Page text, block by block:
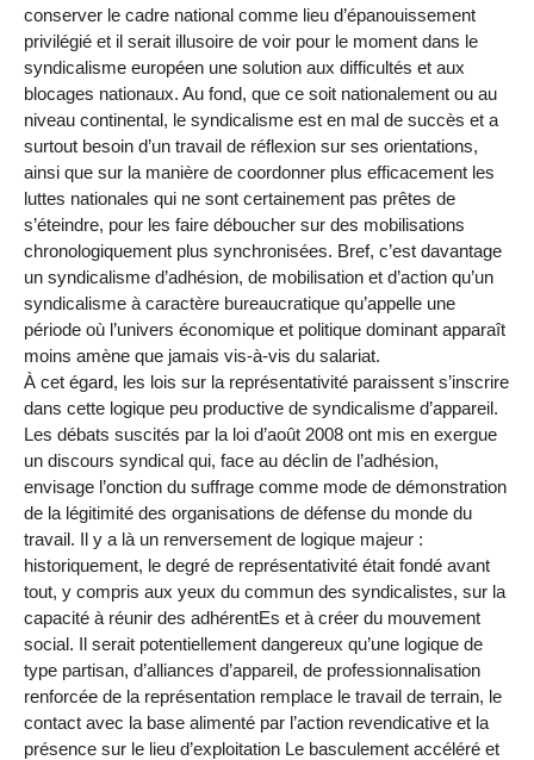
conserver le cadre national comme lieu d’épanouissement
privilégié et il serait illusoire de voir pour le moment dans le
syndicalisme européen une solution aux difficultés et aux
blocages nationaux. Au fond, que ce soit nationalement ou au
niveau continental, le syndicalisme est en mal de succès et a
surtout besoin d’un travail de réflexion sur ses orientations,
ainsi que sur la manière de coordonner plus efficacement les
luttes nationales qui ne sont certainement pas prêtes de
s’éteindre, pour les faire déboucher sur des mobilisations
chronologiquement plus synchronisées. Bref, c’est davantage
un syndicalisme d’adhésion, de mobilisation et d’action qu’un
syndicalisme à caractère bureaucratique qu’appelle une
période où l’univers économique et politique dominant apparaît
moins amène que jamais vis-à-vis du salariat.
À cet égard, les lois sur la représentativité paraissent s’inscrire
dans cette logique peu productive de syndicalisme d’appareil.
Les débats suscités par la loi d’août 2008 ont mis en exergue
un discours syndical qui, face au déclin de l’adhésion,
envisage l’onction du suffrage comme mode de démonstration
de la légitimité des organisations de défense du monde du
travail. Il y a là un renversement de logique majeur :
historiquement, le degré de représentativité était fondé avant
tout, y compris aux yeux du commun des syndicalistes, sur la
capacité à réunir des adhérentEs et à créer du mouvement
social. Il serait potentiellement dangereux qu’une logique de
type partisan, d’alliances d’appareil, de professionnalisation
renforcée de la représentation remplace le travail de terrain, le
contact avec la base alimenté par l’action revendicative et la
présence sur le lieu d’exploitation Le basculement accéléré et